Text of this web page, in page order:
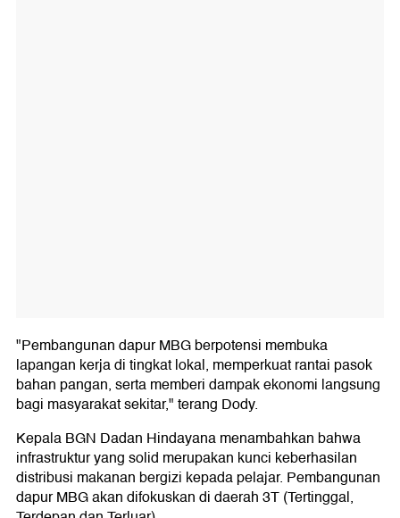
"Pembangunan dapur MBG berpotensi membuka
lapangan kerja di tingkat lokal, memperkuat rantai pasok
bahan pangan, serta memberi dampak ekonomi langsung
bagi masyarakat sekitar," terang Dody.
Kepala BGN Dadan Hindayana menambahkan bahwa
infrastruktur yang solid merupakan kunci keberhasilan
distribusi makanan bergizi kepada pelajar. Pembangunan
dapur MBG akan difokuskan di daerah 3T (Tertinggal,